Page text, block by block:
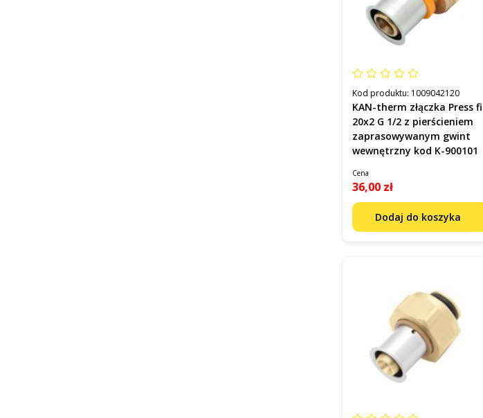
Kod produktu: 1009042120
KAN-therm złączka Press fi
20x2 G 1/2 z pierścieniem
zaprasowywanym gwint
wewnętrzny kod K-900101
Cena
36,00 zł
Dodaj do koszyka